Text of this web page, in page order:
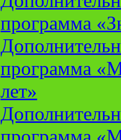
программа
программа
лет»